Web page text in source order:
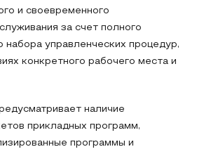
и своевременного
за счет полного
набора управленческих процедур,
конкретного рабочего места и
наличие
прикладных программ,
программы и